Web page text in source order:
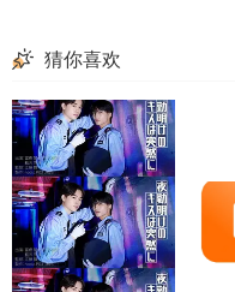
猜你喜欢